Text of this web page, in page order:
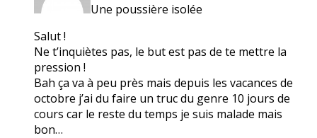
Une poussière isolée
Salut !
Ne t’inquiètes pas, le but est pas de te mettre la
pression !
Bah ça va à peu près mais depuis les vacances de
octobre j’ai du faire un truc du genre 10 jours de
cours car le reste du temps je suis malade mais
bon…